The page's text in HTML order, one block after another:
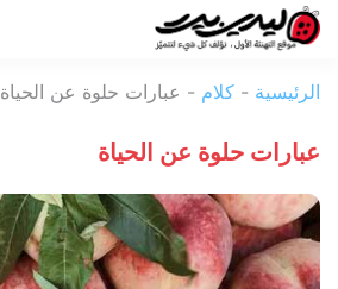
المحتوى
بيرد
الرئيسية - كلام - عبارات حلوة عن الحياة
عبارات حلوة عن الحياة